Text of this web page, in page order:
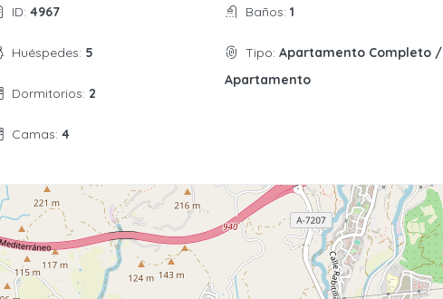
ID: 4967
Huéspedes: 5
Dormitorios: 2
Camas: 4
Baños: 1
Tipo: Apartamento Completo /
Apartamento